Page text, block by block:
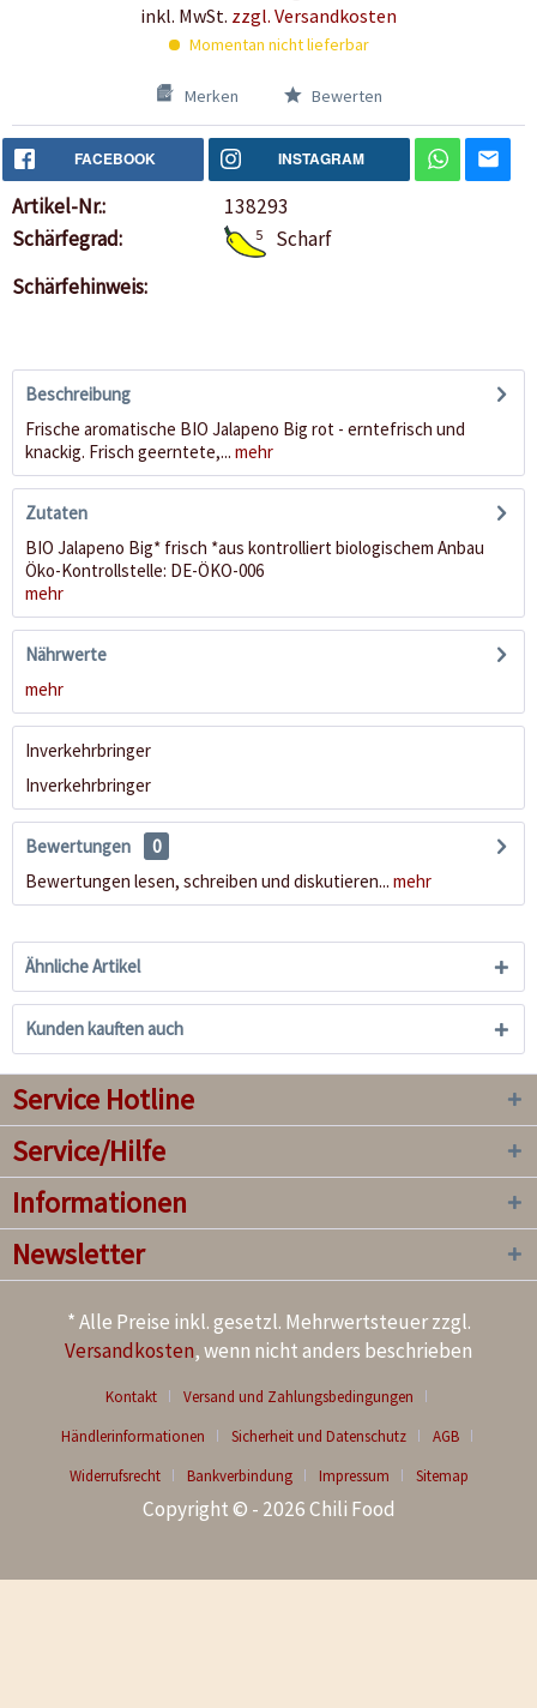
inkl. MwSt. zzgl. Versandkosten
Momentan nicht lieferbar
Merken Bewerten
FACEBOOK INSTAGRAM
Artikel-Nr.:
138293
Schärfegrad:
5
Scharf
Schärfehinweis:
Beschreibung
Frische aromatische BIO Jalapeno Big rot - erntefrisch und
knackig. Frisch geerntete,... mehr
Zutaten
BIO Jalapeno Big* frisch *aus kontrolliert biologischem Anbau
Öko-Kontrollstelle: DE-ÖKO-006
mehr
Nährwerte
mehr
Inverkehrbringer
Inverkehrbringer
Bewertungen
0
Bewertungen lesen, schreiben und diskutieren... mehr
Ähnliche Artikel
Kunden kauften auch
Service Hotline
Service/Hilfe
Informationen
Newsletter
* Alle Preise inkl. gesetzl. Mehrwertsteuer zzgl.
Versandkosten, wenn nicht anders beschrieben
Kontakt
Versand und Zahlungsbedingungen
Händlerinformationen
Sicherheit und Datenschutz
AGB
Widerrufsrecht
Bankverbindung Impressum Sitemap
Copyright © - 2026 Chili Food